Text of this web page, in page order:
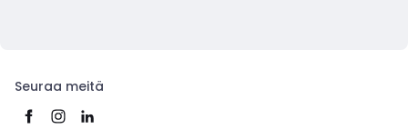
Seuraa meitä